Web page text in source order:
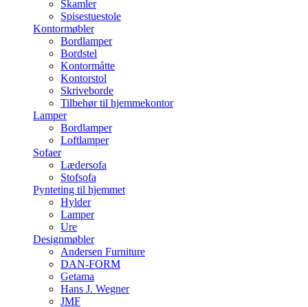
Skamler
Spisestuestole
Kontormøbler
Bordlamper
Bordstel
Kontormåtte
Kontorstol
Skriveborde
Tilbehør til hjemmekontor
Lamper
Bordlamper
Loftlamper
Sofaer
Lædersofa
Stofsofa
Pynteting til hjemmet
Hylder
Lamper
Ure
Designmøbler
Andersen Furniture
DAN-FORM
Getama
Hans J. Wegner
JMF